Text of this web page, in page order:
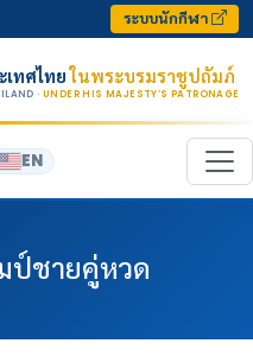
ระบบนักกีฬา
เทศไทยในพระบรมราชูปถัมภ์
· UNDER HIS MAJESTY’S PATRONAGE
EN
ป์ชายคู่หวด